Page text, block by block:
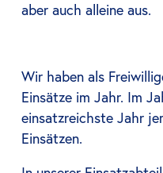
aber auch alleine aus.
Wir haben als
Einsätze im Jahr. Im
einsatzreichste Jahr
Einsätzen.